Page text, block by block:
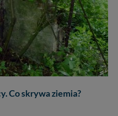
Co skrywa ziemia?